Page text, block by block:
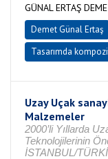
GÜNAL ERTAŞ
Demet Günal Ertaş
Tasarımda
Uzay Uçak
Malzemeler
2000’li Yıllarda
Teknolojilerinin
İSTANBUL/